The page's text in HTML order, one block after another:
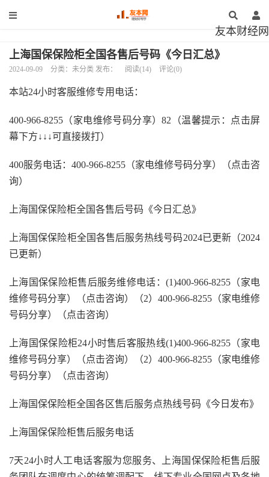
友本财经网
上海国保保险柜全国各售后号码《今日汇总》
2024-09-09 分类：未分类 发布： 阅读(14) 评论(0)
本站24小时客服维修专用电话：
400-966-8255（家电维修号码分享）82（温馨提示：点击屏
幕下方↓↓↓可直接拨打）
400服务电话：400-966-8255（家电维修号码分享）（点击咨
询）
上海国保保险柜全国各售后号码《今日汇总》
上海国保保险柜全国各售后服务热线号码2024已更新（2024
已更新）
上海国保保险柜售后服务维修电话：(1)400-966-8255（家电
维修号码分享）（点击咨询）（2）400-966-8255（家电维修
号码分享）（点击咨询）
上海国保保险柜24小时售后客服热线(1)400-966-8255（家电
维修号码分享）（点击咨询）（2）400-966-8255（家电维修
号码分享）（点击咨询）
上海国保保险柜全国各区售后服务点热线号码《今日发布》
上海国保保险柜售后服务电话
7天24小时人工电话客服为您服务、上海国保保险柜售后服